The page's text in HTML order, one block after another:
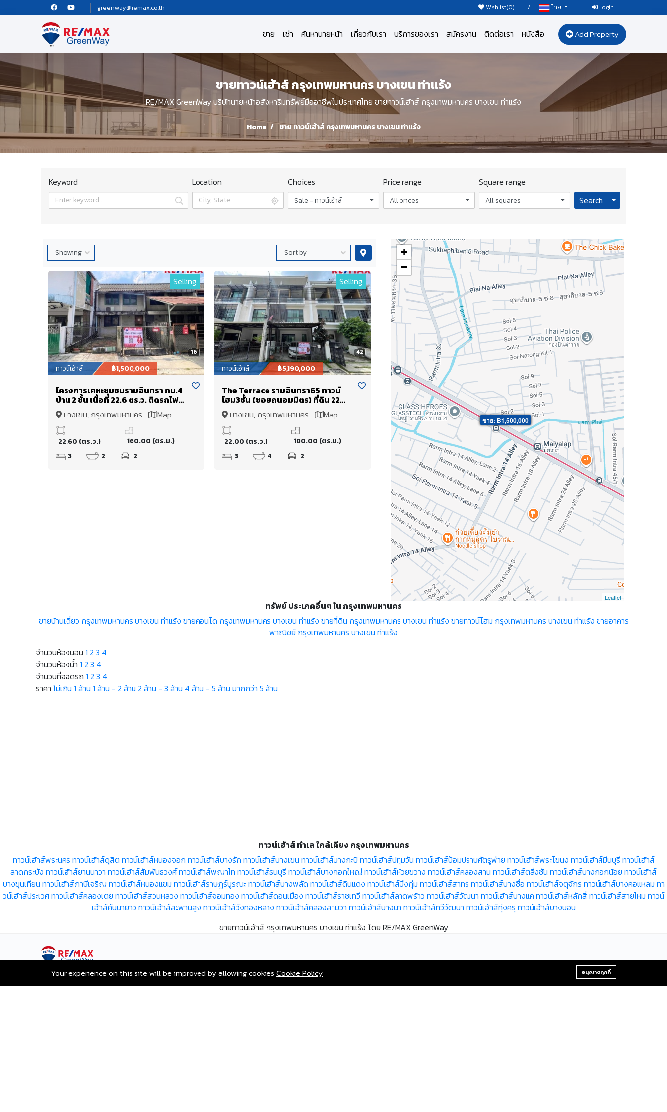
greenway@remax.co.th Wishlist(0) / ไทย Login
ขาย เช่า ค้นหานายหน้า เกี่ยวกับเรา บริการของเรา สมัครงาน ติดต่อเรา หนังสือ Add Property
ขายทาวน์เฮ้าส์ กรุงเทพมหานคร บางเขน ท่าแร้ง
RE/MAX GreenWay บริษัทนายหน้าอสังหาริมทรัพย์มืออาชีพในประเทศไทย ขายทาวน์เฮ้าส์ กรุงเทพมหานคร บางเขน ท่าแร้ง
Home ขาย ทาวน์เฮ้าส์ กรุงเทพมหานคร บางเขน ท่าแร้ง
Keyword Location Choices
Sale - ทาวน์เฮ้าส์
Price range
All prices
Square range
All squares Search Toggle
16
Selling
ทาวน์เฮ้าส์ ฿1,500,000
โครงการเคหะชุมชนรามอินทรา กม.4
บ้าน 2 ชั้น เนื้อที่ 22.6 ตร.ว. ติดรถไฟฟ้า
สายสีชมพู สถานีมัยลาภ จากหมู่บ้าน
เพียง 50 เมตร ตรงข้ามหมู่บ้าน มี
ศูนย์การค้า East Park
บางเขน, กรุงเทพมหานคร Map
22.60 (ตร.ว.)
160.00 (ตร.ม.)
3
2 2
42
Selling
ทาวน์เฮ้าส์ ฿5,190,000
The Terrace รามอินทรา65 ทาวน์
โฮม3ชั้น (ซอยถนอมมิตร) ที่ดิน 22
ตร.วา ใช้สอย 180 ตร.ม. เดินทางไปได้
ทั้ง พระราม 9 / เอกมัย / บางนา /
ดาวคะนอง หรือจะวนไปออกวงแหวน
ตะวันออกเพื่อไปลำลูกกา รังสิต
บางเขน, กรุงเทพมหานคร Map
22.00 (ตร.ว.)
180.00 (ตร.ม.)
3
4 2
ขาย: ฿1,500,000
+
−
Leaflet
ทรัพย์ ประเภคอื่นๆ ใน กรุงเทพมหานคร
ขายบ้านเดี่ยว กรุงเทพมหานคร บางเขน ท่าแร้ง ขายคอนโด กรุงเทพมหานคร บางเขน ท่าแร้ง ขายที่ดิน กรุงเทพมหานคร บางเขน ท่าแร้ง ขายทาวน์โฮม กรุงเทพมหานคร บางเขน ท่าแร้ง ขายอาคาร
พาณิชย์ กรุงเทพมหานคร บางเขน ท่าแร้ง
จำนวนห้องนอน 1 2 3 4
จำนวนห้องน้ำ 1 2 3 4
จำนวนที่จอดรถ 1 2 3 4
ราคา ไม่เกิน 1 ล้าน 1 ล้าน - 2 ล้าน 2 ล้าน - 3 ล้าน 4 ล้าน - 5 ล้าน มากกว่า 5 ล้าน
ทาวน์เฮ้าส์ ทำเล ใกล้เคียง กรุงเทพมหานคร
ทาวน์เฮ้าส์พระนคร ทาวน์เฮ้าส์ดุสิต ทาวน์เฮ้าส์หนองจอก ทาวน์เฮ้าส์บางรัก ทาวน์เฮ้าส์บางเขน ทาวน์เฮ้าส์บางกะปิ ทาวน์เฮ้าส์ปทุมวัน ทาวน์เฮ้าส์ป้อมปราบศัตรูพ่าย ทาวน์เฮ้าส์พระโขนง ทาวน์เฮ้าส์มีนบุรี ทาวน์เฮ้าส์
ลาดกระบัง ทาวน์เฮ้าส์ยานนาวา ทาวน์เฮ้าส์สัมพันธวงศ์ทาวน์เฮ้าส์พญาไท ทาวน์เฮ้าส์ธนบุรี ทาวน์เฮ้าส์บางกอกใหญ่ ทาวน์เฮ้าส์ห้วยขวาง ทาวน์เฮ้าส์คลองสาน ทาวน์เฮ้าส์ตลิ่งชัน ทาวน์เฮ้าส์บางกอกน้อย ทาวน์เฮ้าส์
บางขุนเทียน ทาวน์เฮ้าส์ภาษีเจริญ ทาวน์เฮ้าส์หนองแขม ทาวน์เฮ้าส์ราษฎร์บูรณะทาวน์เฮ้าส์บางพลัด ทาวน์เฮ้าส์ดินแดง ทาวน์เฮ้าส์บึงกุ่ม ทาวน์เฮ้าส์สาทร ทาวน์เฮ้าส์บางซื่อ ทาวน์เฮ้าส์จตุจักร ทาวน์เฮ้าส์บางคอแหลม ทา
วน์เฮ้าส์ประเวศทาวน์เฮ้าส์คลองเตย ทาวน์เฮ้าส์สวนหลวง ทาวน์เฮ้าส์จอมทอง ทาวน์เฮ้าส์ดอนเมือง ทาวน์เฮ้าส์ราชเทวี ทาวน์เฮ้าส์ลาดพร้าว ทาวน์เฮ้าส์วัฒนา ทาวน์เฮ้าส์บางแค ทาวน์เฮ้าส์หลักสี่ ทาวน์เฮ้าส์สายไหม ทาวน์
เฮ้าส์คันนายาว ทาวน์เฮ้าส์สะพานสูง ทาวน์เฮ้าส์วังทองหลาง ทาวน์เฮ้าส์คลองสามวา ทาวน์เฮ้าส์บางนา ทาวน์เฮ้าส์ทวีวัฒนา ทาวน์เฮ้าส์ทุ่งครุ ทาวน์เฮ้าส์บางบอน
ขายทาวน์เฮ้าส์ กรุงเทพมหานคร บางเขน ท่าแร้ง โดย RE/MAX GreenWay
เลขที่ 80 ซอยสุขุมวิท 117 ถนนสุขุมวิท
+66-2-840-2224, 081-638-9190
Your experience on this site will be improved by allowing cookies Cookie Policy อนุญาตคุกกี้